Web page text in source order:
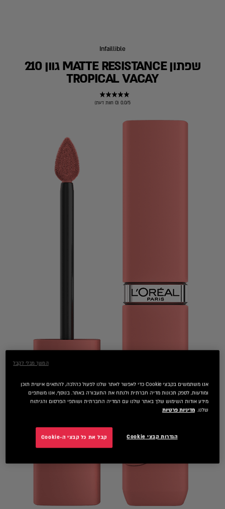
Infaillible
שפתון MATTE RESISTANCE גוון 210
TROPICAL VACAY
0.0/5 (0 חוות דעת)
אנו משתמשים בקבצי Cookie כדי לאפשר לאתר שלנו לפעול כהלכה, להתאים אישית תוכן
ומודעות, לספק תכונות מדיה חברתית ולנתח את התעבורה באתר. בנוסף, אנו משתפים
מידע אודות השימוש שלך באתר שלנו עם המדיה החברתית ושותפי הפרסום והניתוח
שלנו. מדיניות פרטיות
הגדרות קבצי Cookie קבל את כל קבצי ה-Cookie
המשך מבלי לקבל